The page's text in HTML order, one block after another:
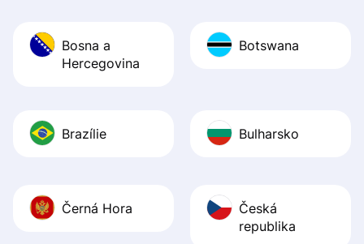
Bosna a
Hercegovina
Botswana
Brazílie Bulharsko
Černá Hora
Česká
republika